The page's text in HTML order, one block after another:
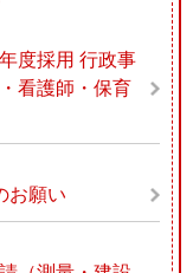
度採用 行政事
看護師・保育
お願い